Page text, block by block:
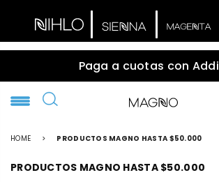
Paga a cuotas con
HOME > PRODUCTOS MAGNO HASTA $50.000
PRODUCTOS MAGNO HASTA $50.000